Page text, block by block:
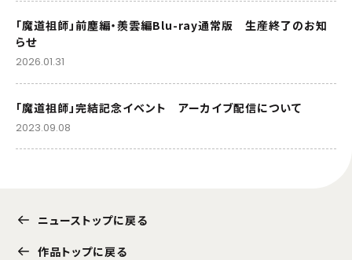
「魔道祖師」前塵編・羨雲編Blu-ray通常版 生産終了のお知
らせ
2026.01.31
「魔道祖師」完結記念イベント アーカイブ配信について
2023.09.08
ニューストップに戻る
作品トップに戻る